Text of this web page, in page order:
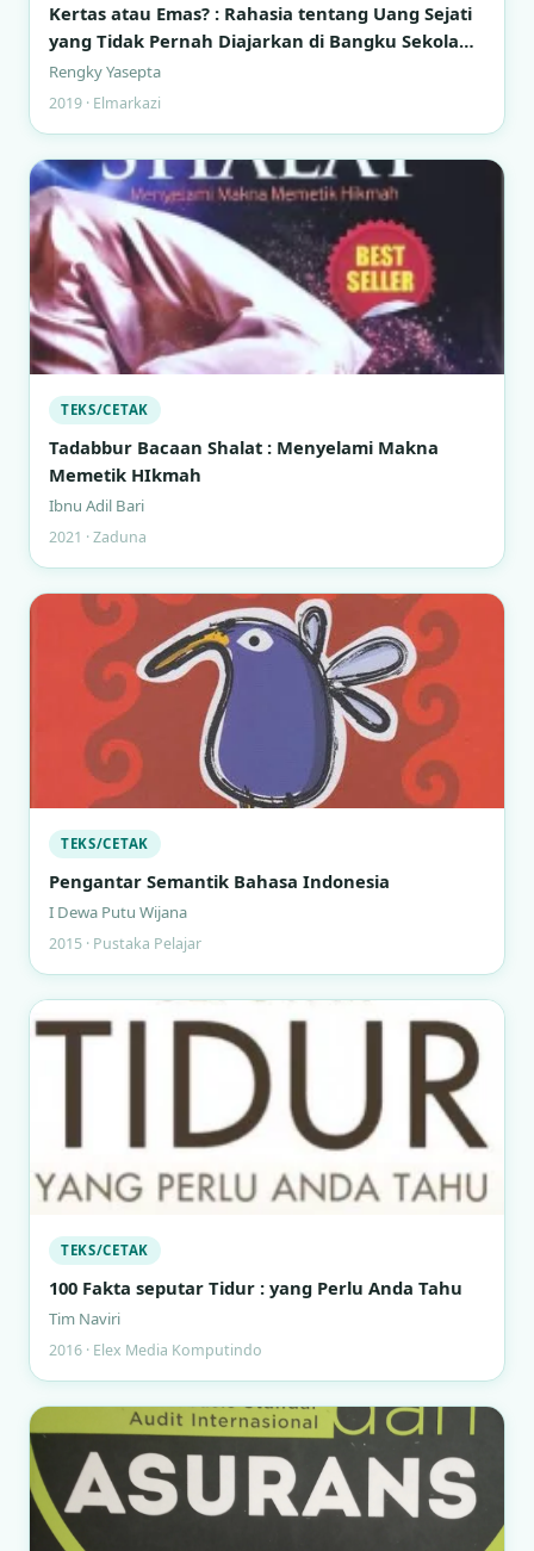
Kertas atau Emas? : Rahasia tentang Uang Sejati
yang Tidak Pernah Diajarkan di Bangku Sekolah
Formal
Rengky Yasepta
2019 · Elmarkazi
TEKS/CETAK
Tadabbur Bacaan Shalat : Menyelami Makna
Memetik HIkmah
Ibnu Adil Bari
2021 · Zaduna
TEKS/CETAK
Pengantar Semantik Bahasa Indonesia
I Dewa Putu Wijana
2015 · Pustaka Pelajar
TEKS/CETAK
100 Fakta seputar Tidur : yang Perlu Anda Tahu
Tim Naviri
2016 · Elex Media Komputindo